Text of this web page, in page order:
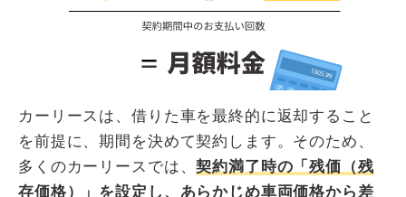
カーリースは、借りた車を最終的に返却すること
を前提に、期間を決めて契約します。そのため、
多くのカーリースでは、契約満了時の「残価（残
存価格）」を設定し、あらかじめ車両価格から差